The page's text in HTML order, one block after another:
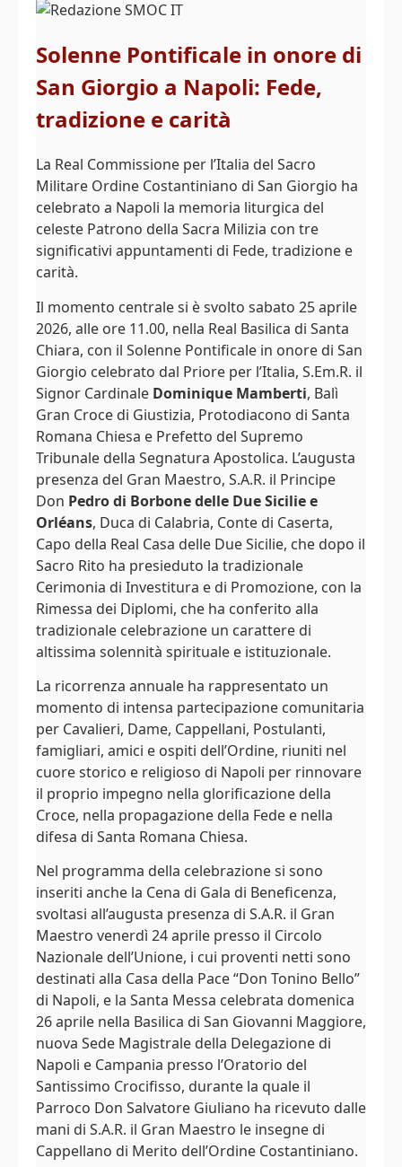
Solenne Pontificale in onore di
San Giorgio a Napoli: Fede,
tradizione e carità
La Real Commissione per l’Italia del Sacro
Militare Ordine Costantiniano di San Giorgio ha
celebrato a Napoli la memoria liturgica del
celeste Patrono della Sacra Milizia con tre
significativi appuntamenti di Fede, tradizione e
carità.
Il momento centrale si è svolto sabato 25 aprile
2026, alle ore 11.00, nella Real Basilica di Santa
Chiara, con il Solenne Pontificale in onore di San
Giorgio celebrato dal Priore per l’Italia, S.Em.R. il
Signor Cardinale Dominique Mamberti, Balì
Gran Croce di Giustizia, Protodiacono di Santa
Romana Chiesa e Prefetto del Supremo
Tribunale della Segnatura Apostolica. L’augusta
presenza del Gran Maestro, S.A.R. il Principe
Don Pedro di Borbone delle Due Sicilie e
Orléans, Duca di Calabria, Conte di Caserta,
Capo della Real Casa delle Due Sicilie, che dopo il
Sacro Rito ha presieduto la tradizionale
Cerimonia di Investitura e di Promozione, con la
Rimessa dei Diplomi, che ha conferito alla
tradizionale celebrazione un carattere di
altissima solennità spirituale e istituzionale.
La ricorrenza annuale ha rappresentato un
momento di intensa partecipazione comunitaria
per Cavalieri, Dame, Cappellani, Postulanti,
famigliari, amici e ospiti dell’Ordine, riuniti nel
cuore storico e religioso di Napoli per rinnovare
il proprio impegno nella glorificazione della
Croce, nella propagazione della Fede e nella
difesa di Santa Romana Chiesa.
Nel programma della celebrazione si sono
inseriti anche la Cena di Gala di Beneficenza,
svoltasi all’augusta presenza di S.A.R. il Gran
Maestro venerdì 24 aprile presso il Circolo
Nazionale dell’Unione, i cui proventi netti sono
destinati alla Casa della Pace “Don Tonino Bello”
di Napoli, e la Santa Messa celebrata domenica
26 aprile nella Basilica di San Giovanni Maggiore,
nuova Sede Magistrale della Delegazione di
Napoli e Campania presso l’Oratorio del
Santissimo Crocifisso, durante la quale il
Parroco Don Salvatore Giuliano ha ricevuto dalle
mani di S.A.R. il Gran Maestro le insegne di
Cappellano di Merito dell’Ordine Costantiniano.